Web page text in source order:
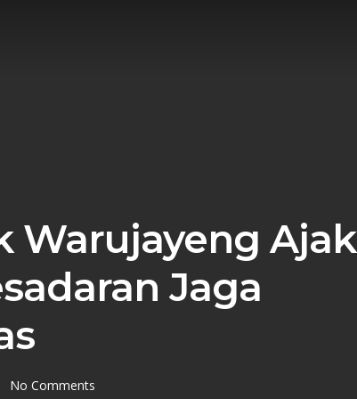
Warujayeng Ajak
Jaga
No Comments